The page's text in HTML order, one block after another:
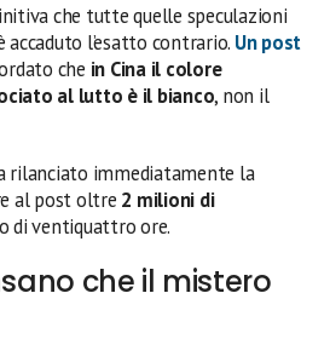
che tutte quelle speculazioni
l’esatto contrario. Un post
che in Cina il colore
al lutto è il bianco, non il
rilanciato immediatamente la
al post oltre 2 milioni di
di ventiquattro ore.
che il mistero